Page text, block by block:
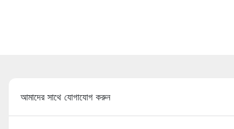
আমাদের সাথে যোগাযোগ করুন